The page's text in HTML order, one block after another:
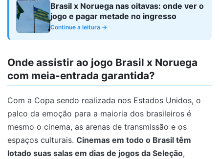
Brasil x Noruega nas oitavas: onde ver o
jogo e pagar metade no ingresso
Continue a leitura →
Onde assistir ao jogo Brasil x Noruega
com meia-entrada garantida?
Com a Copa sendo realizada nos Estados Unidos, o
palco da emoção para a maioria dos brasileiros é
mesmo o cinema, as arenas de transmissão e os
espaços culturais. Cinemas em todo o Brasil têm
lotado suas salas em dias de jogos da Seleção,